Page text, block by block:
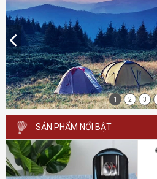
1 2 3
SẢN PHẨM NỔI BẬT